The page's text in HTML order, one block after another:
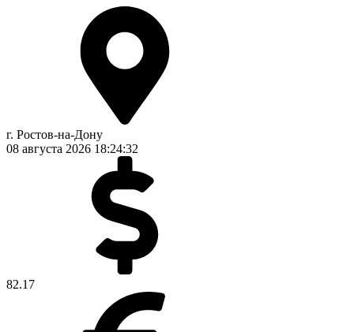
г. Ростов-на-Дону
08 августа 2026 18:24:33
82.17